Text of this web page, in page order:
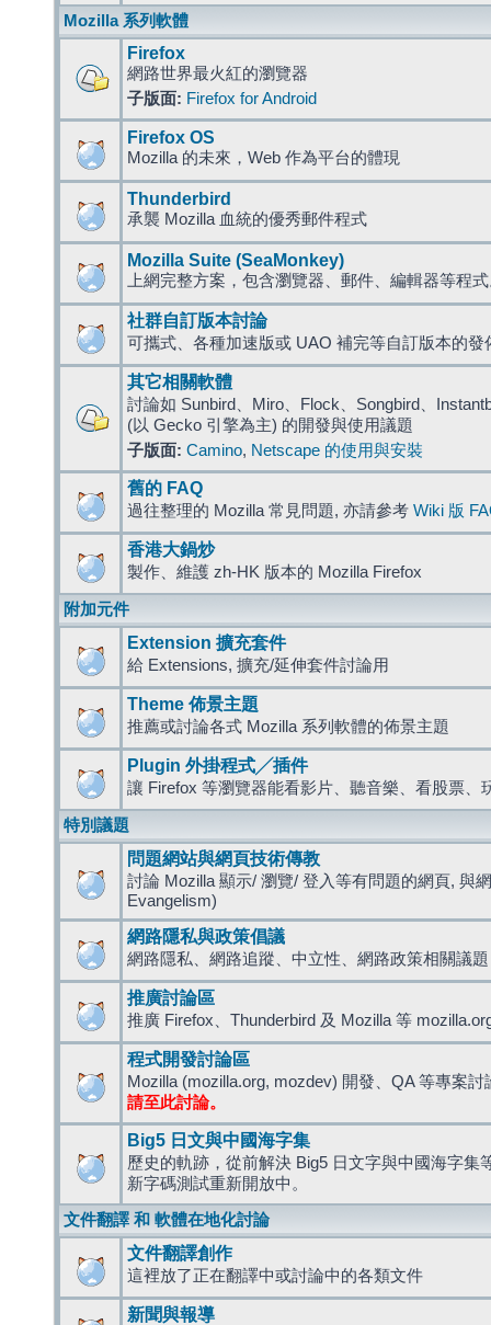
Mozilla 系列軟體
Firefox
網路世界最火紅的瀏覽器
子版面: Firefox for Android
Firefox OS
Mozilla 的未來，Web 作為平台的體現
Thunderbird
承襲 Mozilla 血統的優秀郵件程式
Mozilla Suite (SeaMonkey)
上網完整方案，包含瀏覽器、郵件、編輯器等程
社群自訂版本討論
可攜式、各種加速版或 UAO 補完等自訂版本的發
其它相關軟體
討論如 Sunbird、Miro、Flock、Songbird、
(以 Gecko 引擎為主) 的開發與使用議題
子版面: Camino, Netscape 的使用與安裝
舊的 FAQ
過往整理的 Mozilla 常見問題, 亦請參考 Wiki 版
香港大鍋炒
製作、維護 zh-HK 版本的 Mozilla Firefox
附加元件
Extension 擴充套件
給 Extensions, 擴充/延伸套件討論用
Theme 佈景主題
推薦或討論各式 Mozilla 系列軟體的佈景主題
Plugin 外掛程式╱插件
讓 Firefox 等瀏覽器能看影片、聽音樂、看股票、
特別議題
問題網站與網頁技術傳教
討論 Mozilla 顯示/ 瀏覽/ 登入等有問題的網頁, 與
Evangelism)
網路隱私與政策倡議
網路隱私、網路追蹤、中立性、網路政策相關議題
推廣討論區
推廣 Firefox、Thunderbird 及 Mozilla 等
程式開發討論區
Mozilla (mozilla.org, mozdev) 開發、QA 等專案討
請至此討論。
Big5 日文與中國海字集
歷史的軌跡，從前解決 Big5 日文字與中國海字集
新字碼測試重新開放中。
文件翻譯 和 軟體在地化討論
文件翻譯創作
這裡放了正在翻譯中或討論中的各類文件
新聞與報導